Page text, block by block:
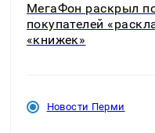
МегаФон раскрыл
покупателей
«книжек»
Новости Перми